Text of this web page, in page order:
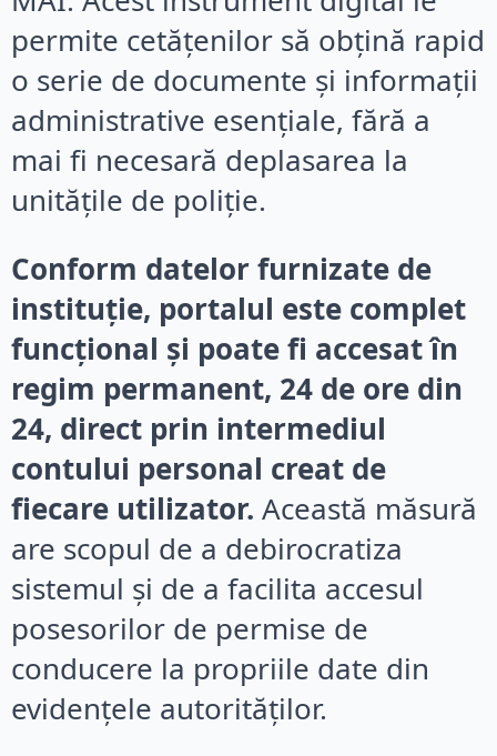
permite cetățenilor să obțină rapid
o serie de documente și informații
administrative esențiale, fără a
mai fi necesară deplasarea la
unitățile de poliție.
Conform datelor furnizate de
instituție, portalul este complet
funcțional și poate fi accesat în
regim permanent, 24 de ore din
24, direct prin intermediul
contului personal creat de
fiecare utilizator. Această măsură
are scopul de a debirocratiza
sistemul și de a facilita accesul
posesorilor de permise de
conducere la propriile date din
evidențele autorităților.